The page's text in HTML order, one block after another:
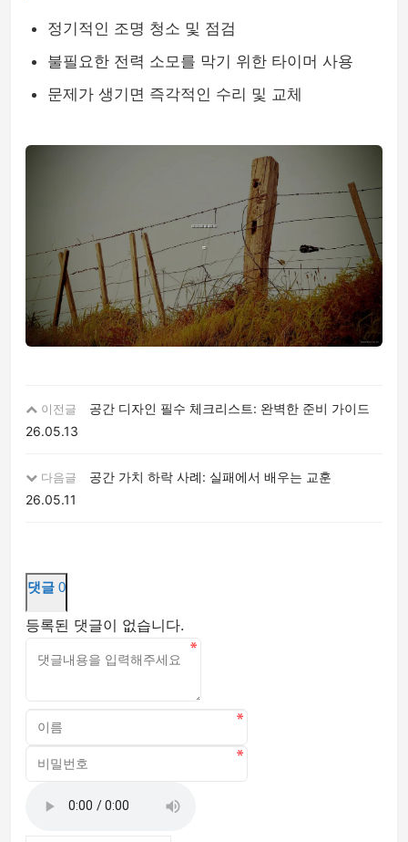
정기적인 조명 청소 및 점검
불필요한 전력 소모를 막기 위한 타이머 사용
문제가 생기면 즉각적인 수리 및 교체
이전글
공간 디자인 필수 체크리스트: 완벽한 준비 가이드
26.05.13
다음글
공간 가치 하락 사례: 실패에서 배우는 교훈
26.05.11
댓글 0
등록된 댓글이 없습니다.